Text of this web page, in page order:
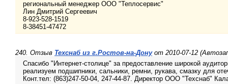
региональный менеджер ООО "Теплосервис"
Лин Дмитрий Сергеевич
8-923-528-1519
8-38451-47472
240. Отзыв Техснаб из г.Ростов-на-Донуот 2010-07-12
Спасибо "Интернет-столице" за предоставление широкой
реализуем подшипники, сальники, ремни, рукава, смазку для
Конт.тел: (863)247-50-04, 247-44-87. Директор ООО "Техснаб"